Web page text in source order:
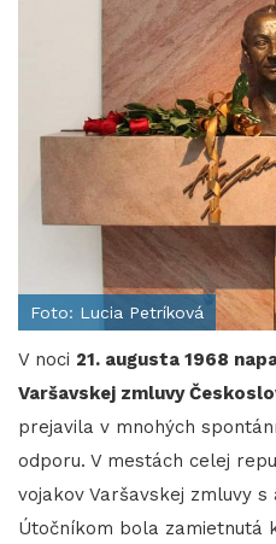
Foto: Lucia Petríková
V noci 21. augusta 1968
Varšavskej zmluvy
prejavila v mnohých
odporu. V mestách celej
vojakov Varšavskej zmluvy
Útočníkom bola zamietnutá